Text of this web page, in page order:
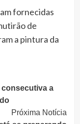
fornecidas
de
a pintura da
consecutiva a
Próxima Notícia